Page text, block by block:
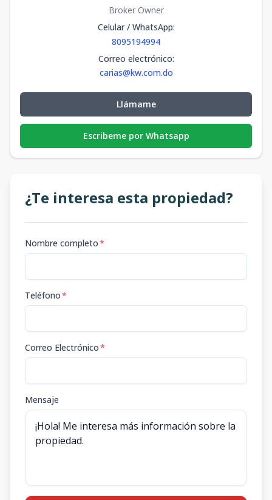
Broker Owner
Celular / WhatsApp:
8095194994
Correo electrónico:
carias@kw.com.do
Llámame
Escribeme por Whatsapp
¿Te interesa esta propiedad?
Nombre completo*
Teléfono*
Correo Electrónico*
Mensaje